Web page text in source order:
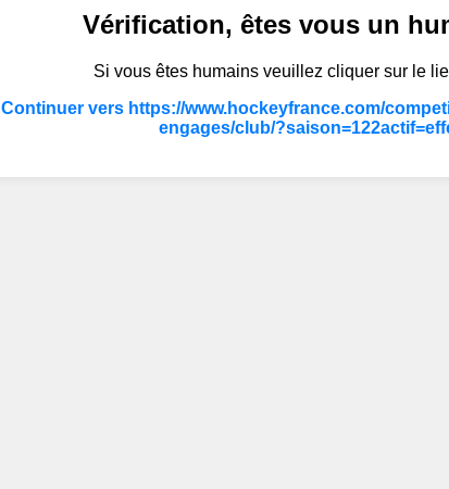
Vérification, êtes vous un
Si vous êtes humains veuillez cliquer sur le
Continuer vers https://www.hockeyfrance.com/
engages/club/